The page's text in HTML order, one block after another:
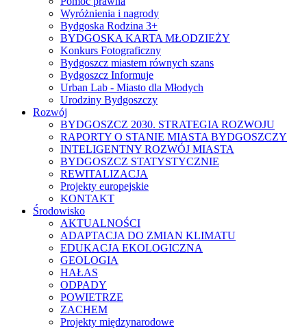
Wyróżnienia i nagrody
Bydgoska Rodzina 3+
BYDGOSKA KARTA MŁODZIEŻY
Konkurs Fotograficzny
Bydgoszcz miastem równych szans
Bydgoszcz Informuje
Urban Lab - Miasto dla Młodych
Urodziny Bydgoszczy
Rozwój
BYDGOSZCZ 2030. STRATEGIA ROZWOJU
RAPORTY O STANIE MIASTA BYDGOSZCZY
INTELIGENTNY ROZWÓJ MIASTA
BYDGOSZCZ STATYSTYCZNIE
REWITALIZACJA
Projekty europejskie
KONTAKT
Środowisko
AKTUALNOŚCI
ADAPTACJA DO ZMIAN KLIMATU
EDUKACJA EKOLOGICZNA
GEOLOGIA
HAŁAS
ODPADY
POWIETRZE
ZACHEM
Projekty międzynarodowe